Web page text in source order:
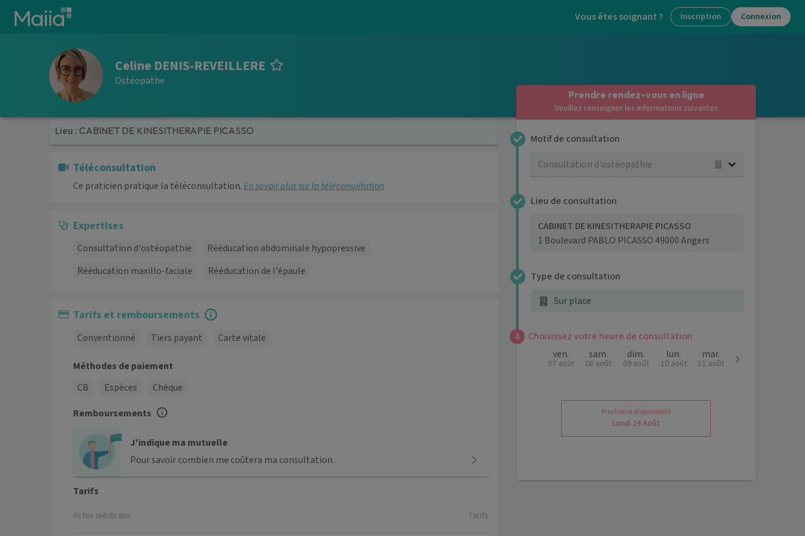
Aller au contenu principal Vous êtes soignant ? Inscription Connexion
Celine DENIS-REVEILLERE
Ostéopathe
Lieu : CABINET DE KINESITHERAPIE PICASSO
Téléconsultation
Ce praticien pratique la téléconsultation.En savoir plus sur la téléconsultation
Expertises
Consultation d'ostéopathie
Rééducation abdominale hypopressive
Rééducation maxillo-faciale
Rééducation de l'épaule
Tarifs et remboursements
Conventionné Tiers payant Carte vitale
Méthodes de paiement
CB
Espèces
Chèque
Remboursements
J'indique ma mutuelle
Pour savoir combien me coûtera ma consultation.
Tarifs
Actes médicaux Tarifs
Prendre rendez-vous en ligne
Veuillez renseigner les informations suivantes
4
Motif de consultation
Consultation d'ostéopathie
4
Lieu de consultation
CABINET DE KINESITHERAPIE PICASSO
1 Boulevard PABLO PICASSO 49000 Angers
4
Type de consultation
Sur place
4 Choisissez votre heure de consultation
Prochaine disponibilité
Lundi 24 Août
ven.
07 août
-
sam.
08 août
-
dim.
09 août
-
-
lun.
10 août
-
mar.
11 août
-